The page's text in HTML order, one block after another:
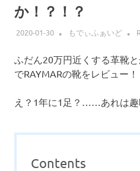
か！？！？
2020-01-30 もでぃふぁいど
ふだん20万円近くする革靴
でRAYMARの靴をレビュー！
え？1年に1足？……あれは
Contents